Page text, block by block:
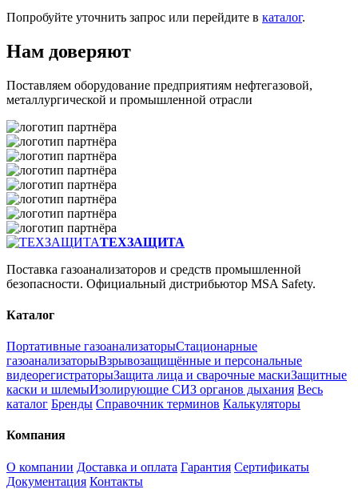
Попробуйте уточнить запрос или перейдите в каталог.
Нам доверяют
Поставляем оборудование предприятиям нефтегазовой,
металлургической и промышленной отрасли
ТЕХЗАЩИТА
Поставка газоанализаторов и средств промышленной
безопасности. Официальный дистрибьютор MSA Safety.
Каталог
Портативные газоанализаторыСтационарные
газоанализаторыВзрывозащищённые и персональные
видеорегистраторыЗащита лица и сварочные маскиЗащитные
каски и шлемыИзолирующие СИЗ органов дыхания Весь
каталог Бренды Справочник терминов Калькуляторы
Компания
О компании Доставка и оплата Гарантия Сертификаты
Документация Контакты